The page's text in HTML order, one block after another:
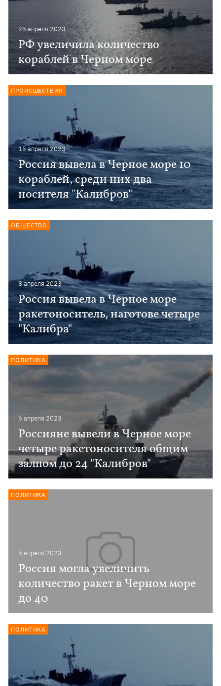
25 апреля 2023
РФ увеличила количество
кораблей в Черном море
15 апреля 2023
Россия вывела в Черное море 10
кораблей, среди них два
носителя "Калибров"
ПРОИСШЕСТВИЯ
8 апреля 2023
Россия вывела в Черное море
ракетоноситель, наготове четыре
"Калибра"
ОБЩЕСТВО
6 апреля 2023
Россияне вывели в Черное море
четыре ракетоносителя общим
залпом до 24 "Калибров"
ПОЛИТИКА
5 апреля 2023
Россия могла увеличить
количество ракет в Черном море
до 40
ПОЛИТИКА
ПОЛИТИКА